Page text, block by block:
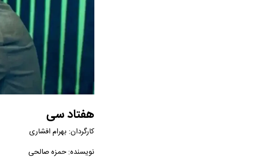
هفتاد سی
کارگردان: بهرام افشاری
نویسنده: حمزه صالحی